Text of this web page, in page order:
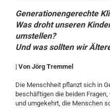
Generationengerechte
Was droht unseren
umstellen?
Und was sollten wir
| Von Jörg Tremmel
Die Menschheit pflanzt sich in
beschäftigen die beiden
und umgekehrt, die Menschen